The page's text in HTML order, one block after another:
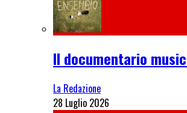
Il documentario
La Redazione
28 Luglio 2026